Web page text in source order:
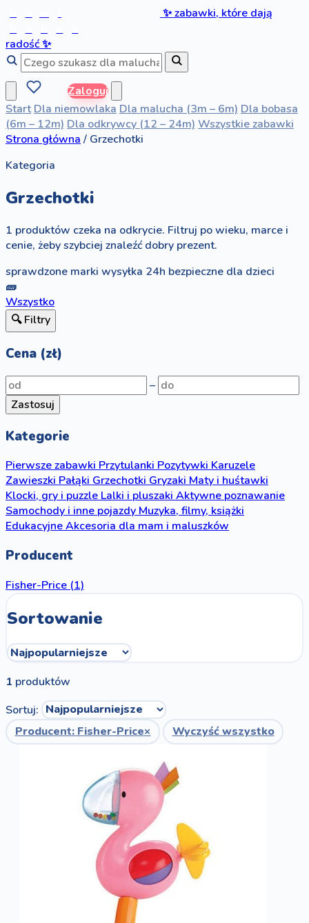
✨zabawki, które dają
radość✨
Zaloguj
Start Dla niemowlaka Dla malucha (3m – 6m) Dla bobasa
(6m – 12m) Dla odkrywcy (12 – 24m) Wszystkie zabawki
Strona główna / Grzechotki
Kategoria
Grzechotki
1 produktów czeka na odkrycie. Filtruj po wieku, marce i
cenie, żeby szybciej znaleźć dobry prezent.
sprawdzone marki wysyłka 24h bezpieczne dla dzieci
🧱
Wszystko
🔍 Filtry
Cena (zł)
–
Zastosuj
Kategorie
Pierwsze zabawkiPrzytulankiPozytywkiKaruzele
ZawieszkiPałąkiGrzechotkiGryzakiMaty i huśtawki
Klocki, gry i puzzleLalki i pluszakiAktywne poznawanie
Samochody i inne pojazdyMuzyka, filmy, książki
EdukacyjneAkcesoria dla mam i maluszków
Producent
Fisher-Price (1)
Sortowanie
1 produktów
Sortuj:
Producent: Fisher-Price× Wyczyść wszystko